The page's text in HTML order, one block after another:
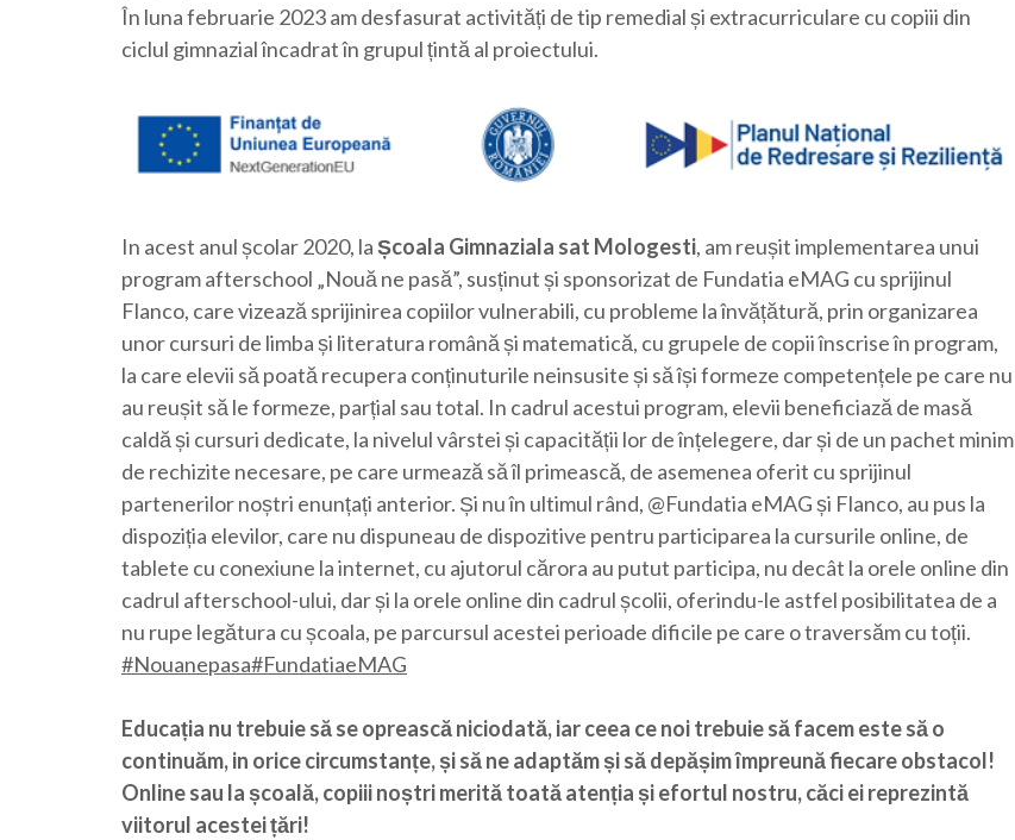
În luna februarie 2023 am desfasurat activități de tip remedial și extracurriculare cu copiii din
ciclul gimnazial încadrat în grupul țintă al proiectului.
In acest anul școlar 2020, laȘcoala Gimnaziala sat Mologesti, am reușit implementarea unui
program afterschool „Nouă ne pasă”, susținut și sponsorizat de Fundatia eMAG cu sprijinul
Flanco, care vizează sprijinirea copiilor vulnerabili, cu probleme la învățătură, prin organizarea
unor cursuri de limba și literatura română și matematică, cu grupele de copii înscrise în program,
la care elevii să poată recupera conținuturile neinsusite și să își formeze competențele pe care nu
au reușit să le formeze, parțial sau total. In cadrul acestui program, elevii beneficiază de masă
caldă și cursuri dedicate, la nivelul vârstei și capacității lor de înțelegere, dar și de un pachet minim
de rechizite necesare, pe care urmează să îl primească, de asemenea oferit cu sprijinul
partenerilor noștri enunțați anterior. Și nu în ultimul rând, @Fundatia eMAG și Flanco, au pus la
dispoziția elevilor, care nu dispuneau de dispozitive pentru participarea la cursurile online, de
tablete cu conexiune la internet, cu ajutorul cărora au putut participa, nu decât la orele online din
cadrul afterschool-ului, dar și la orele online din cadrul școlii, oferindu-le astfel posibilitatea de a
nu rupe legătura cu școala, pe parcursul acestei perioade dificile pe care o traversăm cu toții.
#Nouanepasa#FundatiaeMAG
Educația nu trebuie să se oprească niciodată, iar ceea ce noi trebuie să facem este să o
continuăm, in orice circumstanțe, și să ne adaptăm și să depășim împreună fiecare obstacol!
Online sau la școală, copiii noștri merită toată atenția și efortul nostru, căci ei reprezintă
viitorul acestei țări!